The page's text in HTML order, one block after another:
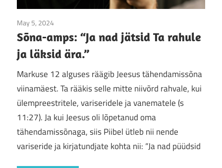
May 5, 2024
Sõna-amps: “Ja nad jätsid Ta rahule
ja läksid ära.”
Markuse 12 alguses räägib Jeesus tähendamissõna
viinamäest. Ta rääkis selle mitte niivõrd rahvale, kui
ülempreestritele, variseridele ja vanematele (s
11:27). Ja kui Jeesus oli lõpetanud oma
tähendamissõnaga, siis Piibel ütleb nii nende
variseride ja kirjatundjate kohta nii: “Ja nad püüdsid